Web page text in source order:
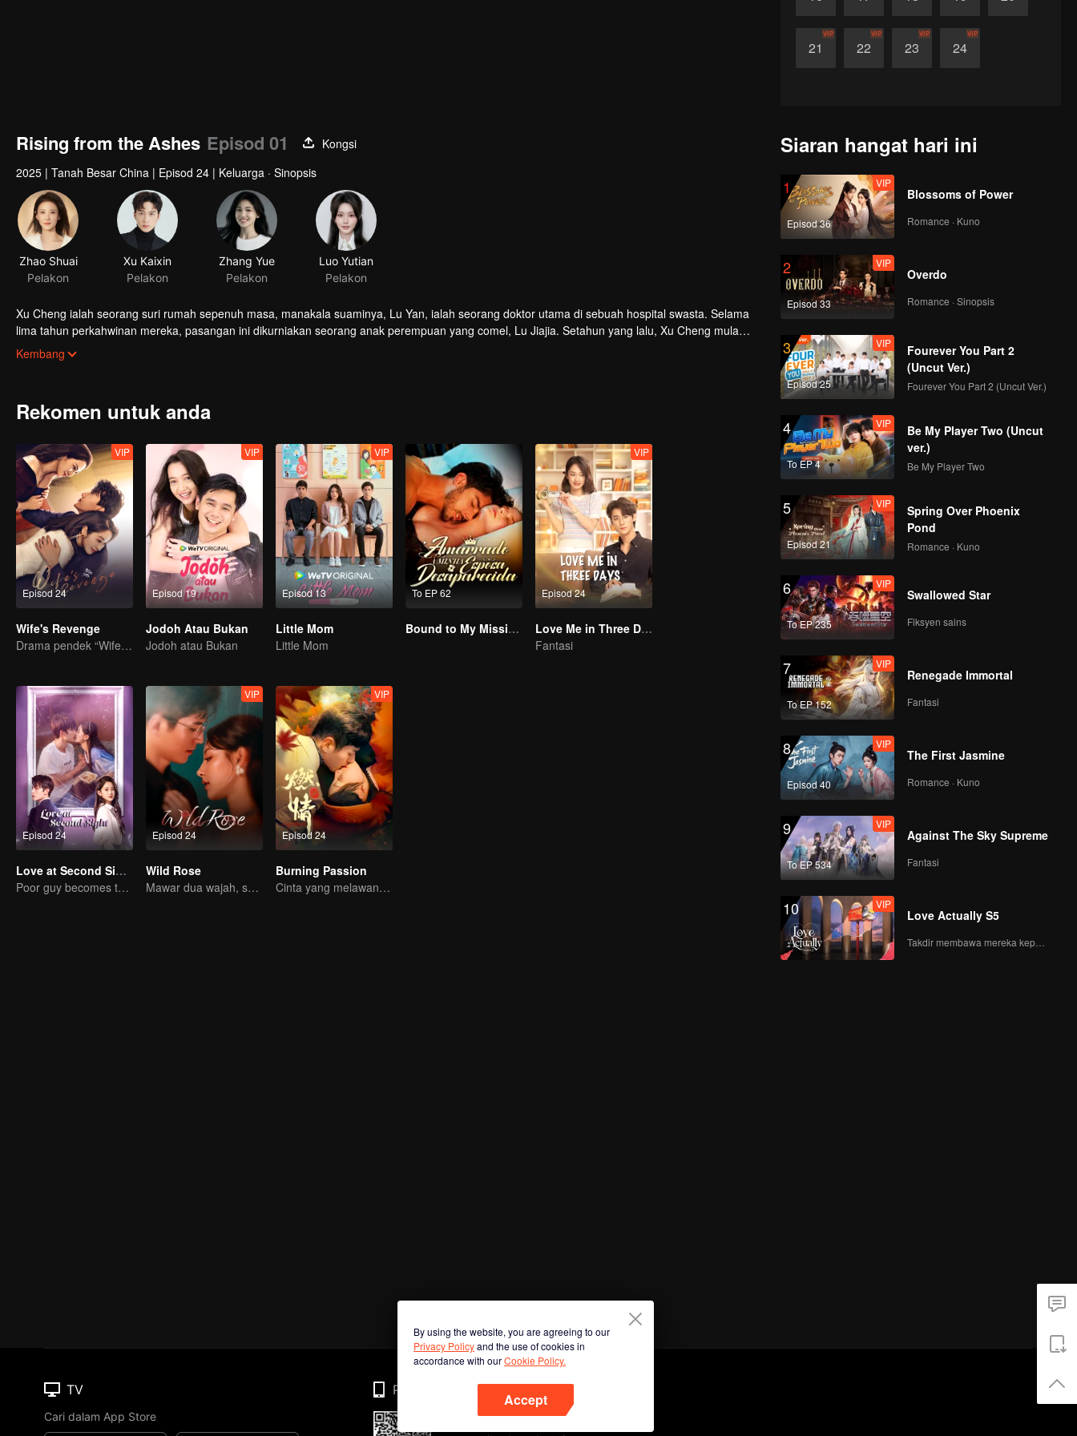
21
VIP
22
VIP
23
VIP
24
VIP
Rising from the Ashes Episod 01
Kongsi
2025 | Tanah Besar China | Episod 24 | Keluarga · Sinopsis
Zhao Shuai
Pelakon
Xu Kaixin
Pelakon
Zhang Yue
Pelakon
Luo Yutian
Pelakon
Xu Cheng ialah seorang suri rumah sepenuh masa, manakala suaminya, Lu Yan, ialah seorang doktor utama di sebuah hospital swasta. Selama
lima tahun perkahwinan mereka, pasangan ini dikurniakan seorang anak perempuan yang comel, Lu Jiajia. Setahun yang lalu, Xu Cheng mula
mengalami gangguan tidur yang semakin teruk, kadangkala mengalami halusinasi hingga mencederakan diri sendiri atau orang lain. Namun,
sebuah kemalangan kereta mengubah rumah tangga mereka yang kelihatan sempurna. Kereta yang terjunam ke dalam tasik membawa Lu Yan
Kembang
Rekomen untuk anda
Episod 24
VIP
Wife's Revenge
Drama pendek “Wife's Revenge”
Episod 19
VIP
Jodoh Atau Bukan
Jodoh atau Bukan
Episod 13
VIP
Little Mom
Little Mom
To EP 62
Bound to My Missing Wife
Episod 24
VIP
Love Me in Three Days
Fantasi
Episod 24
Love at Second Sight
Poor guy becomes the domineering CEO and pursues his first love
Episod 24
VIP
Wild Rose
Mawar dua wajah, sendirian dalam permainan
Episod 24
VIP
Burning Passion
Cinta yang melawan takdir, diuji oleh derita dan kuasa
Siaran hangat hari ini
1
Episod 36
VIP
Blossoms of Power
Romance · Kuno
2
Episod 33
VIP
Overdo
Romance · Sinopsis
3
Episod 25
VIP
Fourever You Part 2
(Uncut Ver.)
Fourever You Part 2 (Uncut Ver.)
4
To EP 4
VIP
Be My Player Two (Uncut
ver.)
Be My Player Two
5
Episod 21
VIP
Spring Over Phoenix
Pond
Romance · Kuno
6
To EP 235
VIP
Swallowed Star
Fiksyen sains
7
To EP 152
VIP
Renegade Immortal
Fantasi
8
Episod 40
VIP
The First Jasmine
Romance · Kuno
9
To EP 534
VIP
Against The Sky Supreme
Fantasi
10 VIP
Love Actually S5
Takdir membawa mereka kepada cinta yang tulus!
By using the website, you are agreeing to our
Privacy Policyand the use of cookies in
accordance with ourCookie Policy.
Accept
TV
Cari dalam App Store
Phone